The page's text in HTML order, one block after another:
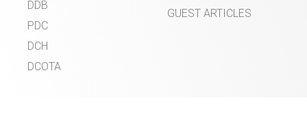
DDB
PDC
DCH
DCOTA
GUEST ARTICLES